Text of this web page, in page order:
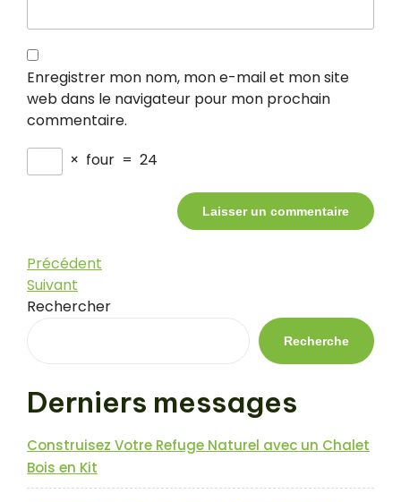
Enregistrer mon nom, mon e-mail et mon site
web dans le navigateur pour mon prochain
commentaire.
× four = 24
Navigation
de
l’article
Article
précédent
Précédent
Article
suivant
Suivant
Rechercher
Recherche
Derniers messages
Construisez Votre Refuge Naturel avec un Chalet
Bois en Kit